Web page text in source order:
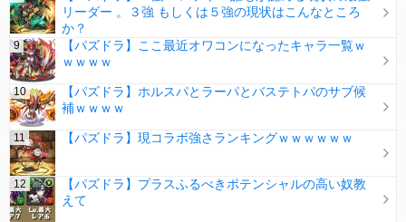
リーダー 。３強 もしくは５強の現状はこんなところ
か？
【パズドラ】ここ最近オワコンになったキャラ一覧ｗ
ｗｗｗｗ
【パズドラ】ホルスパとラーパとバステトパのサブ候
補ｗｗｗｗ
【パズドラ】現コラボ強さランキングｗｗｗｗｗｗ
【パズドラ】プラスふるべきポテンシャルの高い奴教
えて